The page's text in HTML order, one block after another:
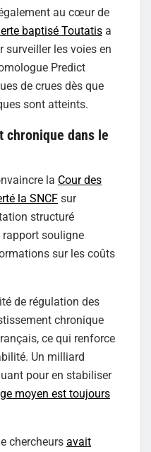
au cœur de
baptisé Toutatis a
surveiller les voies en
Predict
de crues dès que
sont atteints.
chronique dans le
la Cour des
la SNCF sur
structuré
souligne
sur les coûts
de régulation des
chronique
ce qui renforce
Un milliard
pour en stabiliser
moyen est toujours
chercheurs avait